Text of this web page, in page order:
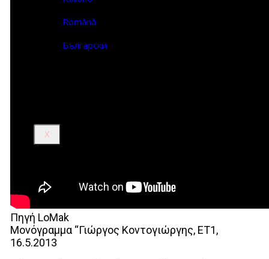
Română
Български
X
Πηγή LoMak
Μονόγραμμα “Γιώργος Κοντογιώργης, ΕΤ1,
16.5.2013